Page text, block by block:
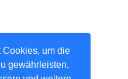
Cookies, um die
gewährleisten,